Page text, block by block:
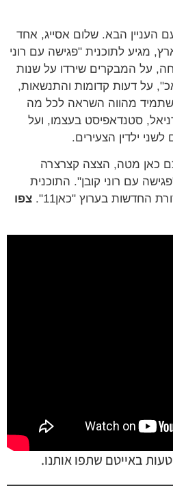
העניין הבא. שלום אסייג, אחד
מגיע לתוכנית "פגישה עם רוני
על המבקרים שירדו על שנות
על דעות קדומות והתנשאות,
מהווה השראה לכל מה
סטנדאפיסט בעצמו, ועל
ילדין הצעירים.
כאן מטה, הצצה קצרצרה
עם רוני קובן". התוכנית
החדשות בערוץ "כאן11".
צפו
באייטם שתפו אותנו.